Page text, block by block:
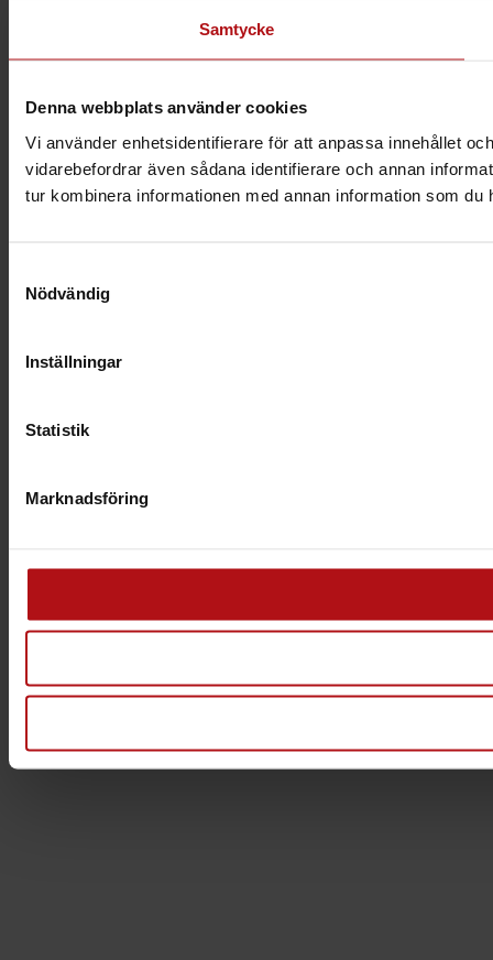
Samtycke
Denna webbplats använder cookies
Vi använder enhetsidentifierare för att anpassa innehållet
vidarebefordrar även sådana identifierare och annan
tur kombinera informationen med annan information som
Nödvändig
Inställningar
Statistik
Marknadsföring